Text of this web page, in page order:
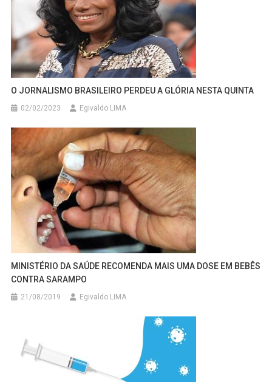
O JORNALISMO BRASILEIRO PERDEU A GLÓRIA NESTA QUINTA
02/02/2023 Egivaldo LIMA
MINISTÉRIO DA SAÚDE RECOMENDA MAIS UMA DOSE EM BEBÊS
CONTRA SARAMPO
21/08/2019 Egivaldo LIMA